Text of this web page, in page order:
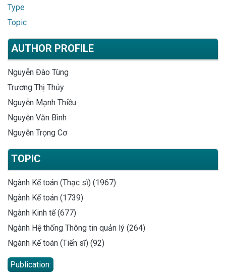
Type
Topic
AUTHOR PROFILE
Nguyễn Đào Tùng
Trương Thị Thủy
Nguyễn Mạnh Thiều
Nguyễn Văn Bình
Nguyễn Trọng Cơ
TOPIC
Ngành Kế toán (Thạc sĩ) (1967)
Ngành Kế toán (1739)
Ngành Kinh tế (677)
Ngành Hệ thống Thông tin quản lý (264)
Ngành Kế toán (Tiến sĩ) (92)
Publication: